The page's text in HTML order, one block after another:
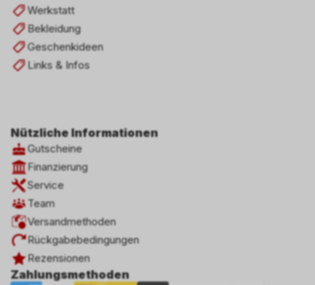
Werkstatt
Bekleidung
Geschenkideen
Links & Infos
Nützliche Informationen
Gutscheine
Finanzierung
Service
Team
Versandmethoden
Rückgabebedingungen
Rezensionen
Zahlungsmethoden